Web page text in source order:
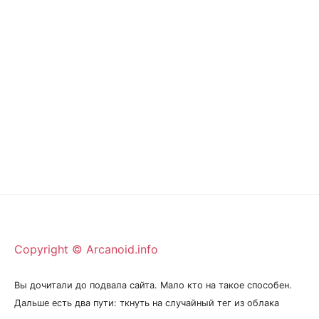
Copyright © Arcanoid.info
Вы дочитали до подвала сайта. Мало кто на такое способен.
Дальше есть два пути: ткнуть на случайный тег из облака